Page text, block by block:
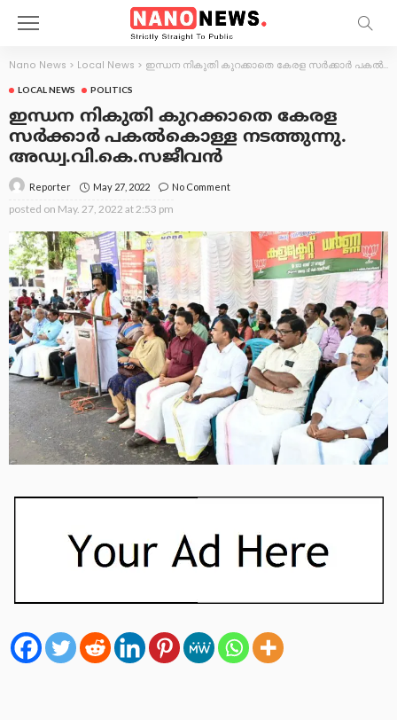
Nano News > Local News > ഇന്ധന നികുതി കുറക്കാതെ കേരള സർക്കാർ പകൽകൊള്ള നടത്തുന്നു. അഡ്വ.വി.കെ.സജീവൻ
LOCAL NEWS POLITICS
ഇന്ധന നികുതി കുറക്കാതെ കേരള
സർക്കാർ പകൽകൊള്ള നടത്തുന്നു.
അഡ്വ.വി.കെ.സജീവൻ
Reporter May 27, 2022 No Comment
posted on May. 27, 2022 at 2:53 pm